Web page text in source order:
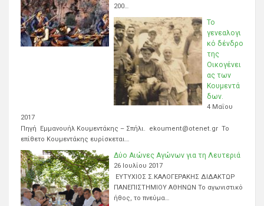
200…
Το
γενεαλογι
κό δένδρο
της
Οικογένει
ας των
Κουμεντά
δων.
4 Μαΐου
2017
Πηγή Εμμανουήλ Κουμεντάκης – Σπήλι. ekoument@otenet.gr Το
επίθετο Κουμεντάκης ευρίσκεται…
Δύο Αιώνες Αγώνων για τη Λευτεριά
26 Ιουλίου 2017
ΕΥΤΥΧΙΟΣ Σ.ΚΑΛΟΓΕΡΑΚΗΣ ΔΙΔΑΚΤΩΡ
ΠΑΝΕΠΙΣΤΗΜΙΟΥ ΑΘΗΝΩΝ Το αγωνιστικό
ήθος, το πνεύμα…